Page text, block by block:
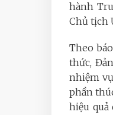
hành
Chủ tịch
Theo
thức,
nhiệm
phần
hiệu